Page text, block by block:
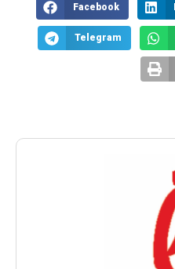
Facebook
Telegram